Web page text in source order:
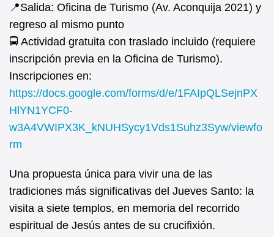
📍Salida: Oficina de Turismo (Av. Aconquija 2021) y
regreso al mismo punto
🚍 Actividad gratuita con traslado incluido (requiere
inscripción previa en la Oficina de Turismo).
Inscripciones en:
https://docs.google.com/forms/d/e/1FAIpQLSejnPX
HlYN1YCF0-
w3A4VWIPX3K_kNUHSycy1Vds1Suhz3Syw/viewfo
rm
Una propuesta única para vivir una de las
tradiciones más significativas del Jueves Santo: la
visita a siete templos, en memoria del recorrido
espiritual de Jesús antes de su crucifixión.